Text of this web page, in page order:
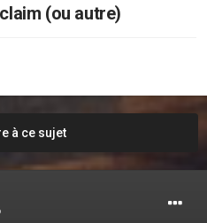
(ou autre)
à ce sujet